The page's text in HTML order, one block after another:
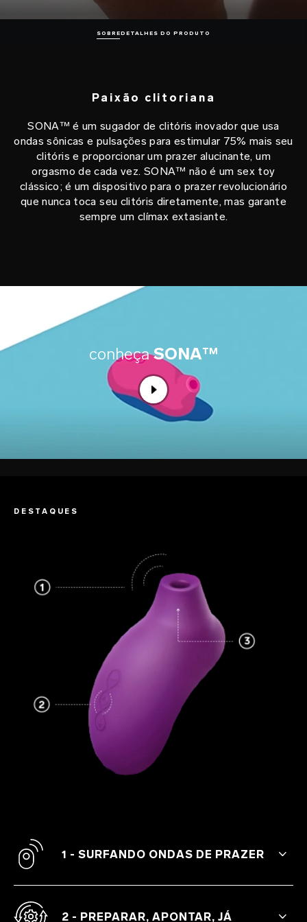
SOBREDETALHES DO PRODUTO
Paixão clitoriana
SONA™ é um sugador de clitóris inovador que usa
ondas sônicas e pulsações para estimular 75% mais seu
clitóris e proporcionar um prazer alucinante, um
orgasmo de cada vez. SONA™ não é um sex toy
clássico; é um dispositivo para o prazer revolucionário
que nunca toca seu clitóris diretamente, mas garante
sempre um clímax extasiante.
conheçaSONA™
DESTAQUES
1 - SURFANDO ONDAS DE PRAZER
Descubra a eficácia deste sex toy
explorar os limites e intensidades do
2 - PREPARAR, APONTAR, JÁ